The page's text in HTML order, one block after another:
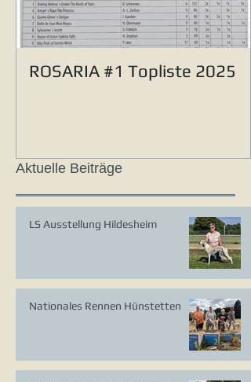
ROSARIA #1 Topliste 2025
Aktuelle Beiträge
LS Ausstellung Hildesheim
Nationales Rennen Hünstetten